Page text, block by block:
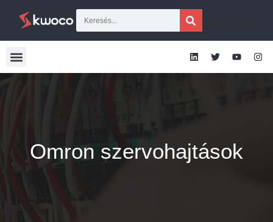
Omron szervohajtások